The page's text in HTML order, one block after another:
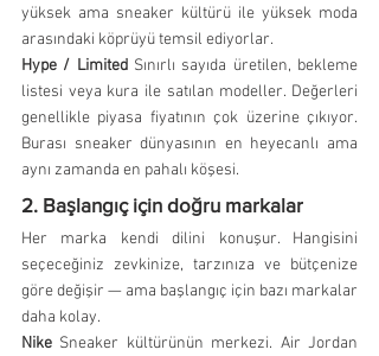
yüksek ama sneaker kültürü ile yüksek moda
arasındaki köprüyü temsil ediyorlar.
Hype / Limited Sınırlı sayıda üretilen, bekleme
listesi veya kura ile satılan modeller. Değerleri
genellikle piyasa fiyatının çok üzerine çıkıyor.
Burası sneaker dünyasının en heyecanlı ama
aynı zamanda en pahalı köşesi.
2. Başlangıç için doğru markalar
Her marka kendi dilini konuşur. Hangisini
seçeceğiniz zevkinize, tarzınıza ve bütçenize
göre değişir — ama başlangıç için bazı markalar
daha kolay.
Nike Sneaker kültürünün merkezi. Air Jordan